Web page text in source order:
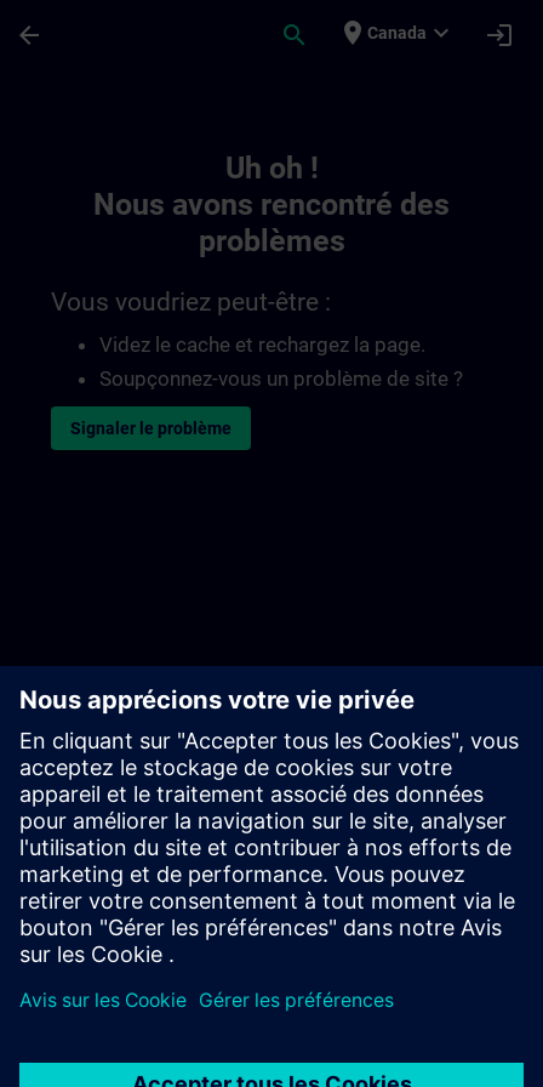
arrow_back search place Canada expand_more login
Uh oh !
Nous avons rencontré des
problèmes
Vous voudriez peut-être :
Videz le cache et rechargez la page.
Soupçonnez-vous un problème de site ?
Signaler le problème